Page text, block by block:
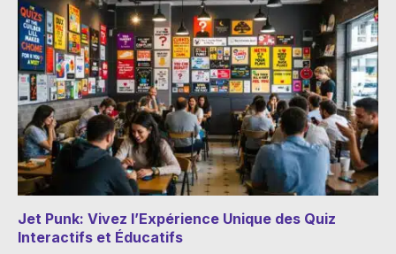
Jet Punk: Vivez l’Expérience Unique des Quiz
Interactifs et Éducatifs